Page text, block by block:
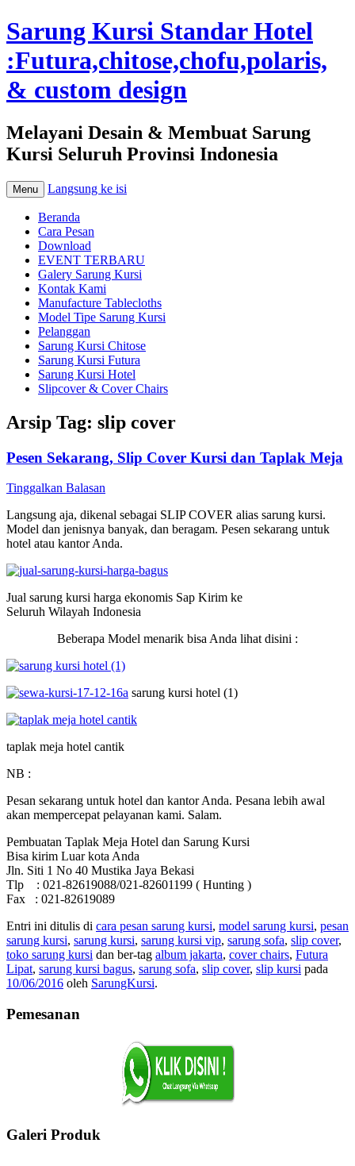
Sarung Kursi Standar Hotel
:Futura,chitose,chofu,polaris,
& custom design
Melayani Desain & Membuat Sarung
Kursi Seluruh Provinsi Indonesia
Menu Langsung ke isi
Beranda
Cara Pesan
Download
EVENT TERBARU
Galery Sarung Kursi
Kontak Kami
Manufacture Tablecloths
Model Tipe Sarung Kursi
Pelanggan
Sarung Kursi Chitose
Sarung Kursi Futura
Sarung Kursi Hotel
Slipcover & Cover Chairs
Arsip Tag: slip cover
Pesen Sekarang, Slip Cover Kursi dan Taplak Meja
Tinggalkan Balasan
Langsung aja, dikenal sebagai SLIP COVER alias sarung kursi.
Model dan jenisnya banyak, dan beragam. Pesen sekarang untuk
hotel atau kantor Anda.
Jual sarung kursi harga ekonomis Sap Kirim ke
Seluruh Wilayah Indonesia
Beberapa Model menarik bisa Anda lihat disini :
sarung kursi hotel (1)
taplak meja hotel cantik
NB :
Pesan sekarang untuk hotel dan kantor Anda. Pesana lebih awal
akan mempercepat pelayanan kami. Salam.
Pembuatan Taplak Meja Hotel dan Sarung Kursi
Bisa kirim Luar kota Anda
Jln. Siti 1 No 40 Mustika Jaya Bekasi
Tlp : 021-82619088/021-82601199 ( Hunting )
Fax : 021-82619089
Entri ini ditulis di cara pesan sarung kursi, model sarung kursi, pesan
sarung kursi, sarung kursi, sarung kursi vip, sarung sofa, slip cover,
toko sarung kursi dan ber-tag album jakarta, cover chairs, Futura
Lipat, sarung kursi bagus, sarung sofa, slip cover, slip kursi pada
10/06/2016 oleh SarungKursi.
Pemesanan
Galeri Produk